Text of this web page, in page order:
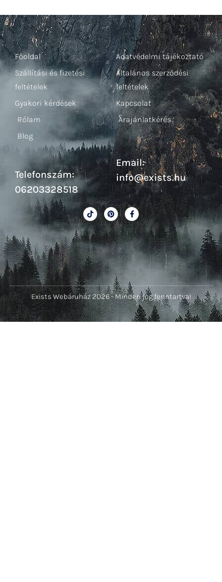
Főoldal
Szállítási és fizetési
feltételek
Gyakori kérdések
Rólam
Blog
Telefonszám:
06203328518
Adatvédelmi tájékoztató
Általános szerződési
feltételek
Kapcsolat
Árajánlatkérés
Email:
info@exists.hu
Exists Webáruház 2026 - Minden jog fenntartva!